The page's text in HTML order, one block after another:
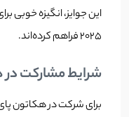
این جوایز، انگیزه خوبی
۲۰۲۵ فراهم کرده‌اند.
شرایط مشارکت